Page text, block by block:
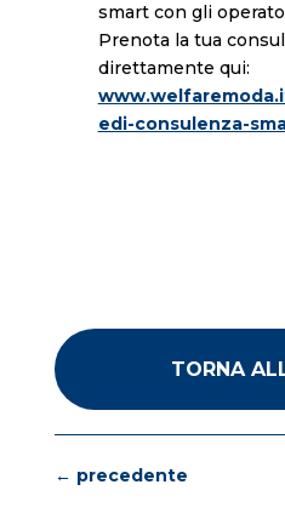
smart con gli
Prenota la tua
direttamente qui:
edi-consulenza-
TORNA
← precedente